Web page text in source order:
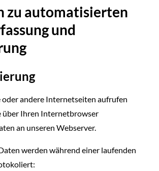
zu automatisierten
und
oder andere Internetseiten aufrufen
über Ihren Internetbrowser
an unseren Webserver.
werden während einer laufenden